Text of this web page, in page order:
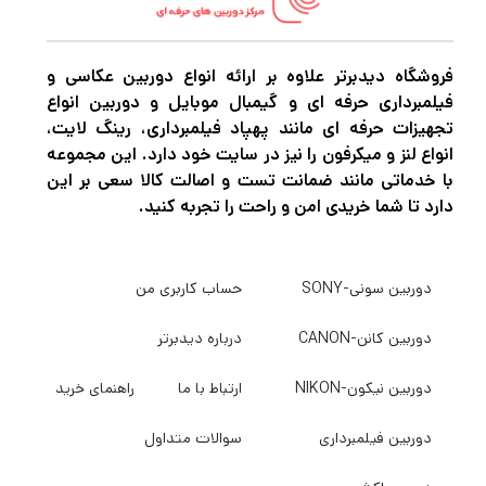
USB 3.0 نوع A به سیستم میزبان شما متصل می
شود. با سرعت خواندن تا 170 مگابایت بر ثانیه
کار می کند.
لطفاً توجه داشته باشید که سرعت خواندن تا
170 مگابایت بر ثانیه فقط با استفاده از کارت های
SanDisk Extreme PRO قابل دستیابی است.
مگابایت بر ثانیه را خواهند داشت که حد
استاندارد UHS-I است.
فروشگاه دیدبرتر علاوه بر ارائه انواع دوربین عکاسی و
فیلمبرداری حرفه ای و گیمبال موبایل و دوربین انواع
تجهیزات حرفه ای مانند پهپاد فیلمبرداری، رینگ لایت،
انواع لنز و میکرفون را نیز در سایت خود دارد. این مجموعه
با خدماتی مانند ضمانت تست و اصالت کالا سعی بر این
دارد تا شما خریدی امن و راحت را تجربه کنید.
دوربین سونی-SONY
دوربین کانن-CANON
دوربین نیکون-NIKON
دوربین فیلمبرداری
حساب کاربری من
درباره دیدبرتر
ارتباط با ما راهنمای خرید
سوالات متداول